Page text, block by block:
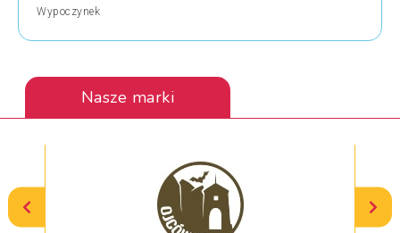
Wypoczynek
Nasze marki